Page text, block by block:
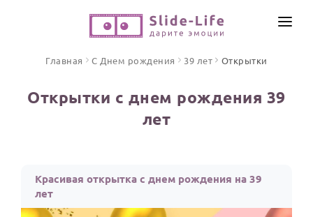
Открытки
Стихи и тексты
ИНСТРУМЕНТЫ
ОТЗЫВЫ
Главная С Днем рождения 39 лет Открытки
Открытки с днем рождения 39
лет
Красивая открытка с днем рождения на 39
лет